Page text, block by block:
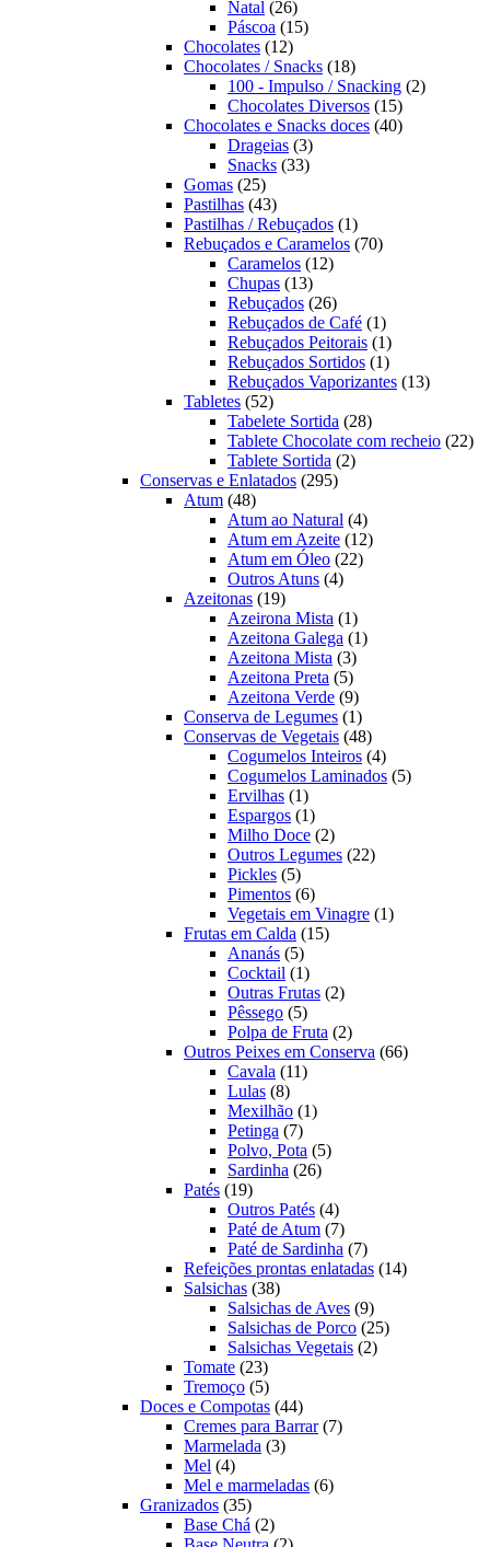
Natal 2626
produtos
Páscoa 1515
Chocolates 1212
produtos
Chocolates / Snacks 1818
produtos
100 - Impulso / Snacking 22
Chocolates Diversos 1515
produtos
Chocolates e Snacks doces 4040
Drageias 33
produtos
Snacks 3333
Gomas 2525
produtos
Pastilhas 4343
produtos
Pastilhas / Rebuçados 11
produto
Rebuçados e Caramelos 7070
Caramelos 1212
Chupas 1313
produtos
Rebuçados 2626
produtos
Rebuçados de Café 11
produto
Rebuçados Peitorais 11
produto
Rebuçados Sortidos 11
produto
Rebuçados Vaporizantes 1313
Tabletes 5252
produtos
Tabelete Sortida 2828
produtos
Tablete Chocolate com recheio 2222
Tablete Sortida 22
Conservas e Enlatados 295295
Atum 4848
produtos
Atum ao Natural 44
produtos
Atum em Azeite 1212
Atum em Óleo 2222
Outros Atuns 44
Azeitonas 1919
produtos
Azeirona Mista 11
produto
Azeitona Galega 11
Azeitona Mista 33
produtos
Azeitona Preta 55
produtos
Azeitona Verde 99
produtos
Conserva de Legumes 11
produto
Conservas de Vegetais 4848
produtos
Cogumelos Inteiros 44
produtos
Cogumelos Laminados 55
Ervilhas 11
produto
Espargos 11
produto
Milho Doce 22
produtos
Outros Legumes 2222
Pickles 55
produtos
Pimentos 66
produtos
Vegetais em Vinagre 11
Frutas em Calda 1515
Ananás 55
produtos
Cocktail 11
produto
Outras Frutas 22
Pêssego 55
produtos
Polpa de Fruta 22
produtos
Outros Peixes em Conserva 6666
Cavala 1111
Lulas 88
produtos
Mexilhão 11
Petinga 77
produtos
Polvo, Pota 55
Sardinha 2626
Patés 1919
produtos
Outros Patés 44
produtos
Paté de Atum 77
produtos
Paté de Sardinha 77
produtos
Refeições prontas enlatadas 1414
Salsichas 3838
produtos
Salsichas de Aves 99
produtos
Salsichas de Porco 2525
Salsichas Vegetais 22
Tomate 2323
produtos
Tremoço 55
produtos
Doces e Compotas 4444
produtos
Cremes para Barrar 77
Marmelada 33
Mel 44
produtos
Mel e marmeladas 66
Granizados 3535
produtos
Base Chá 22